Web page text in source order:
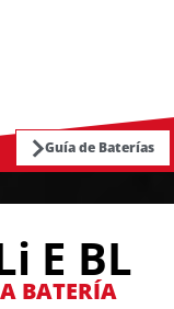
Guía de Baterías
E BL
BATERÍA